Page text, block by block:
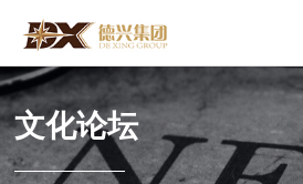
文化论坛